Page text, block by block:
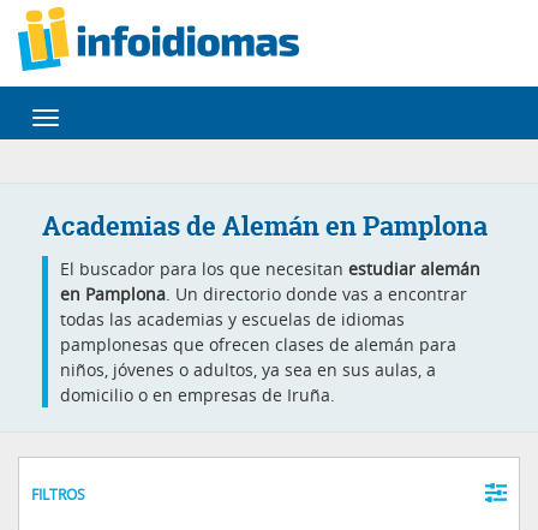
Desplegar
navegación
Academias de Alemán en Pamplona
El buscador para los que necesitan estudiar alemán
en Pamplona. Un directorio donde vas a encontrar
todas las academias y escuelas de idiomas
pamplonesas que ofrecen clases de alemán para
niños, jóvenes o adultos, ya sea en sus aulas, a
domicilio o en empresas de Iruña.
FILTROS